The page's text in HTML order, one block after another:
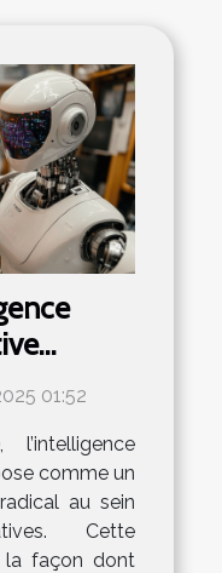
?
01:52
comme un
au sein
Cette
la façon dont